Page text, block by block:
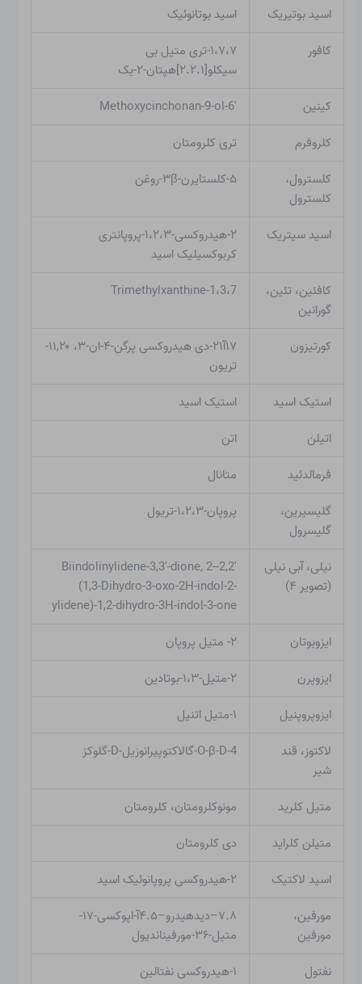
اسید بوتیریک
اسید بوتانوئیک
کافور
۱،۷،۷-تری متیل بی
سیکلو[۲.۲.۱]هپتان-۲-یک
کینین
6′-Methoxycinchonan-9-ol
کلروفرم
تری کلرومتان
کلسترول،
کلسترول
۵-کلستایرن-۳β-روغن
اسید سیتریک
۲-هیدروکسی-۱،۲،۳-پروپانتری
کربوکسیلیک اسید
کافئین، تئین،
گورانین
1،3،7-Trimethylxanthine
کورتیزون
۱۷آ۲۱-دی هیدروکسی پرگن-۴-ان-۳، ۱۱,۲۰-
تریون
استیک اسید
استیک اسید
اتیلن
اتن
فرمالدئید
متانال
گلیسیرین،
گلیسرول
پروپان-۱،۲،۳-تریول
نیلی، آبی نیلی
(تصویر ۴)
2,2′-Biindolinylidene-3,3′-dione, 2-
(1,3-Dihydro-3-oxo-2H-indol-2-
ylidene)-1,2-dihydro-3H-indol-3-one
ایزوبوتان
۲- متیل پروپان
ایزوپرن
۲-متیل-۱،۳-بوتادین
ایزوپروپنیل
۱-متیل اتنیل
لاکتوز، قند
شیر
4-O-β-D-گالاکتوپیرانوزیل-D-گلوکز
متیل کلرید
مونوکلرومتان، کلرومتان
متیلن کلراید
دی کلرومتان
اسید لاکتیک
۲-هیدروکسی پروپانوئیک اسید
مورفین،
مورفین
۷.۸–دیدهیدرو–۴.۵آ-اپوکسی-۱۷-
متیل-۳۶-مورفیناندیول
نفتول
۱-هیدروکسی نفتالین